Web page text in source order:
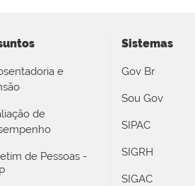
e
de
de Pessoas -
Sistemas
Gov Br
Sou Gov
SIPAC
SIGRH
SIGAC